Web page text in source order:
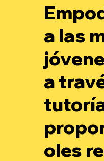
a las
a
oles